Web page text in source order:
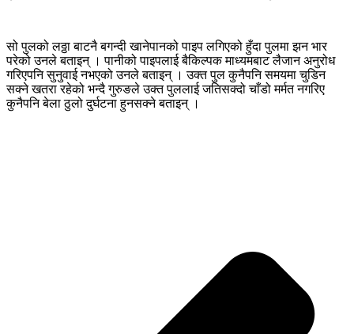
सो पुलको लठ्ठा बाटनै बगन्दी खानेपानको पाइप लगिएको हुँदा पुलमा झन भार
परेको उनले बताइन् । पानीको पाइपलाई बैकिल्पक माध्यमबाट लैजान अनुरोध
गरिएपनि सुनुवाई नभएको उनले बताइन् । उक्त पुल कुनैपनि समयमा चुडिन
सक्ने खतरा रहेको भन्दै गुरुङले उक्त पुललाई जतिसक्दो चाँडो मर्मत नगरिए
कुनैपनि बेला ठुलो दुर्घटना हुनसक्ने बताइन् ।